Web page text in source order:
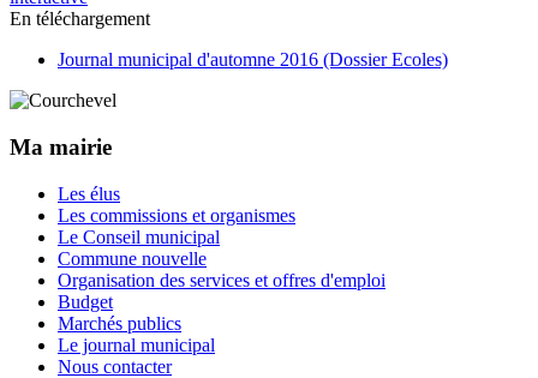
En téléchargement
Journal municipal d'automne 2016 (Dossier Ecoles)
Ma mairie
Les élus
Les commissions et organismes
Le Conseil municipal
Commune nouvelle
Organisation des services et offres d'emploi
Budget
Marchés publics
Le journal municipal
Nous contacter